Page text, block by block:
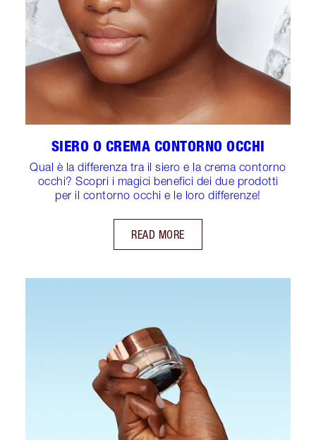
SIERO O CREMA CONTORNO OCCHI
Qual è la differenza tra il siero e la crema contorno
occhi? Scopri i magici benefici dei due prodotti
per il contorno occhi e le loro differenze!
READ MORE